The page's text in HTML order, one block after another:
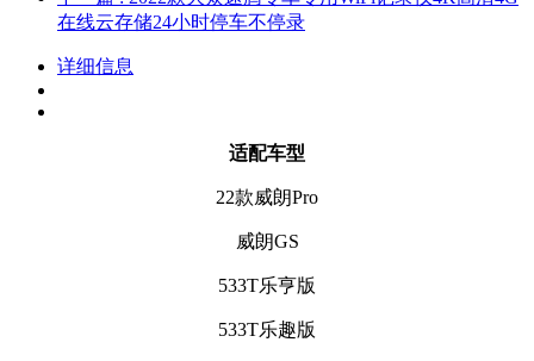
在线云存储24小时停车不停录
详细信息
适配车型
22款威朗Pro
威朗GS
533T乐亨版
533T乐趣版